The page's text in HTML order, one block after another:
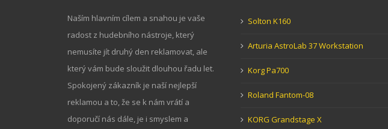
Naším hlavním cílem a snahou je vaše
radost z hudebního nástroje, který
nemusíte jít druhý den reklamovat, ale
který vám bude sloužit dlouhou řadu let.
Spokojený zákazník je naší nejlepší
reklamou a to, že se k nám vrátí a
doporučí nás dále, je i smyslem a
Solton K160
Arturia AstroLab 37 Workstation
Korg Pa700
Roland Fantom-08
KORG Grandstage X